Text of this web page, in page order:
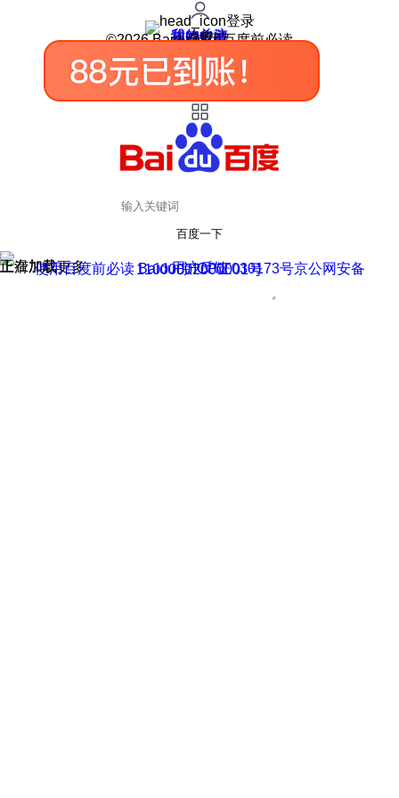
登录
我的关注
我的收藏
皮肤中心
用户反馈
设置
©2026 Baidu 使用百度前必读
百度一下
正在加载
上滑加载更多 用户反馈
使用百度前必读 Baidu 京ICP证030173号
京公网安备11000002000001号